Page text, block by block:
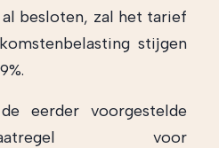
besloten, zal het tarief
stijgen
eerder voorgestelde
voor